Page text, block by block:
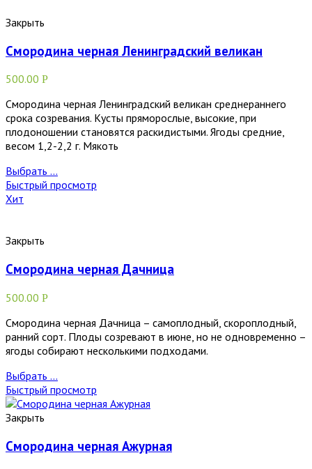
Закрыть
Смородина черная Ленинградский великан
500.00 Р
Смородина черная Ленинградский великан среднераннего
срока созревания. Кусты пряморослые, высокие, при
плодоношении становятся раскидистыми. Ягоды средние,
весом 1,2-2,2 г. Мякоть
Выбрать ...
Быстрый просмотр
Хит
Закрыть
Смородина черная Дачница
500.00 Р
Смородина черная Дачница – самоплодный, скороплодный,
ранний сорт. Плоды созревают в июне, но не одновременно –
ягоды собирают несколькими подходами.
Выбрать ...
Быстрый просмотр
Закрыть
Смородина черная Ажурная